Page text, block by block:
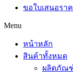
ขอใบเสนอรา
Menu
หน้าหลัก
สินค้าทั้งหมด
ผลิตภัณฑ์